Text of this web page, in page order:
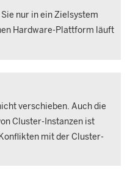
nur in ein Zielsystem
Hardware-Plattform läuft
verschieben. Auch die
Cluster-Instanzen ist
mit der Cluster-